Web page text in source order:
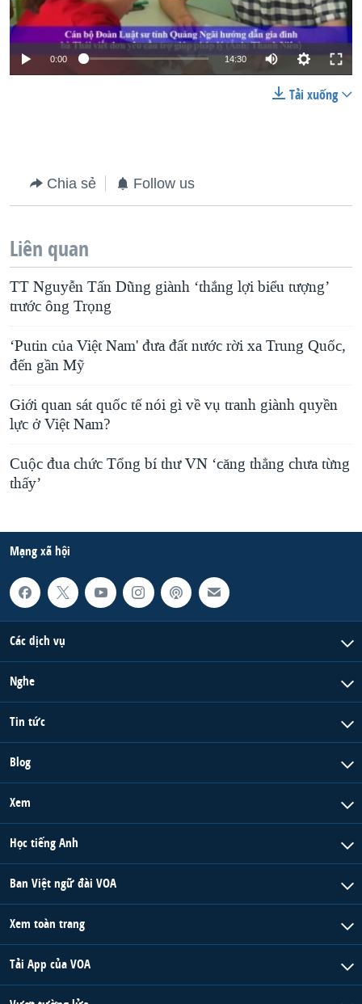
0:00 14:30
Tải xuống
Chia sẻ Follow us
Liên quan
TT Nguyễn Tấn Dũng giành ‘thắng lợi biểu tượng’
trước ông Trọng
‘Putin của Việt Nam' đưa đất nước rời xa Trung Quốc,
đến gần Mỹ
Giới quan sát quốc tế nói gì về vụ tranh giành quyền
lực ở Việt Nam?
Cuộc đua chức Tổng bí thư VN ‘căng thẳng chưa từng
thấy’
Mạng xã hội
Các dịch vụ
Nghe
Tin tức
Blog
Xem
Học tiếng Anh
Ban Việt ngữ đài VOA
Xem toàn trang
Tải App của VOA